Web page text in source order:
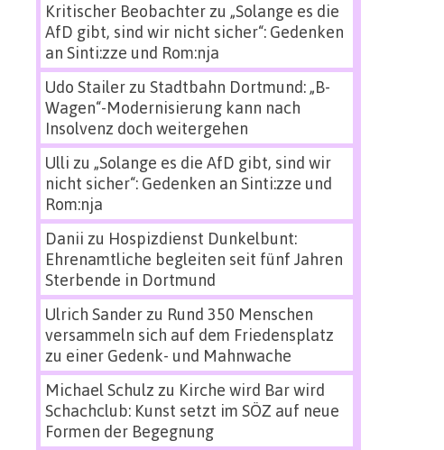
Kritischer Beobachterzu „Solange es die
AfD gibt, sind wir nicht sicher“: Gedenken
an Sinti:zze und Rom:nja
Udo Stailerzu Stadtbahn Dortmund: „B-
Wagen“-Modernisierung kann nach
Insolvenz doch weitergehen
Ulli zu „Solange es die AfD gibt, sind wir
nicht sicher“: Gedenken an Sinti:zze und
Rom:nja
Danii zu Hospizdienst Dunkelbunt:
Ehrenamtliche begleiten seit fünf Jahren
Sterbende in Dortmund
Ulrich Sanderzu Rund 350 Menschen
versammeln sich auf dem Friedensplatz
zu einer Gedenk- und Mahnwache
Michael Schulz zu Kirche wird Bar wird
Schachclub: Kunst setzt im SÖZ auf neue
Formen der Begegnung